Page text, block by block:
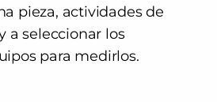
pieza, actividades de
a seleccionar los
para medirlos.